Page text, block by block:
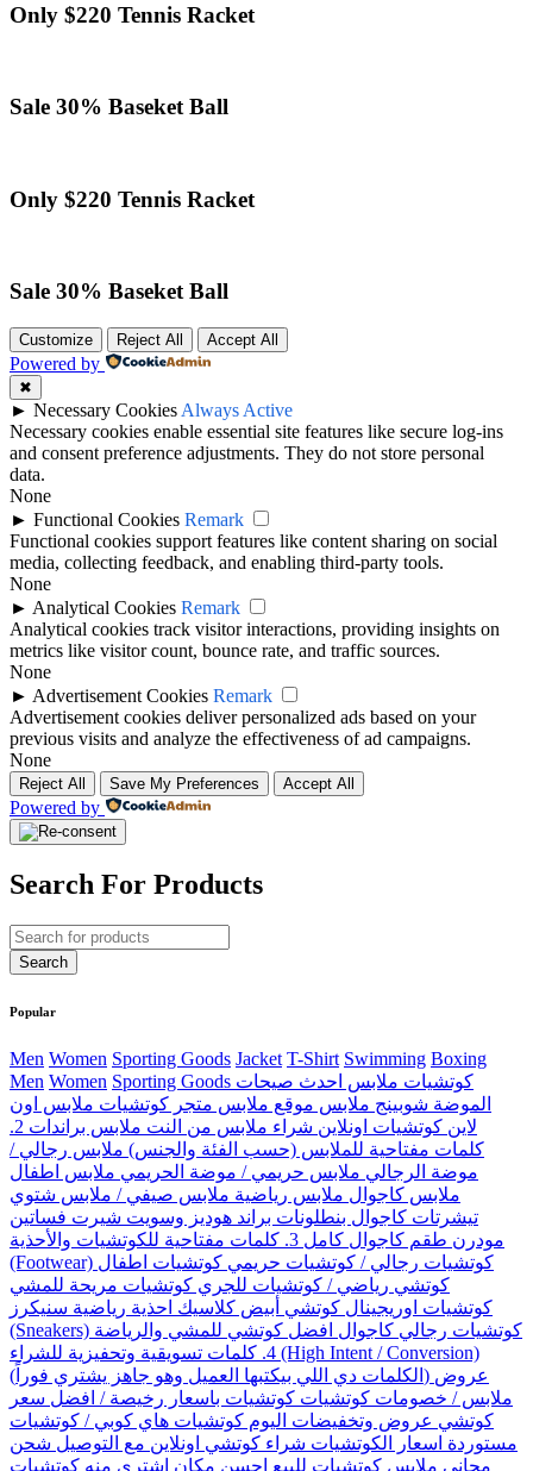
Only $220 Tennis Racket
Sale 30% Baseket Ball
Only $220 Tennis Racket
Sale 30% Baseket Ball
Customize Reject All Accept All
Powered by
✖
► Necessary Cookies Always Active
Necessary cookies enable essential site features like secure log-ins
and consent preference adjustments. They do not store personal
data.
None
► Functional Cookies Remark
Functional cookies support features like content sharing on social
media, collecting feedback, and enabling third-party tools.
None
► Analytical Cookies Remark
Analytical cookies track visitor interactions, providing insights on
metrics like visitor count, bounce rate, and traffic sources.
None
► Advertisement Cookies Remark
Advertisement cookies deliver personalized ads based on your
previous visits and analyze the effectiveness of ad campaigns.
None
Reject All Save My Preferences Accept All
Powered by
Search For Products
Popular
Men Women Sporting Goods Jacket T-Shirt Swimming Boxing
Men Women Sporting Goods كوتشيات ملابس احدث صيحات
الموضة شوبينج ملابس موقع ملابس متجر كوتشيات ملابس اون
لاين كوتشيات اونلاين شراء ملابس من النت ملابس براندات 2.
كلمات مفتاحية للملابس (حسب الفئة والجنس) ملابس رجالي /
موضة الرجالي ملابس حريمي / موضة الحريمي ملابس اطفال
ملابس كاجوال ملابس رياضية ملابس صيفي / ملابس شتوي
تيشرتات كاجوال بنطلونات براند هوديز وسويت شيرت فساتين
مودرن طقم كاجوال كامل 3. كلمات مفتاحية للكوتشيات والأحذية
(Footwear) كوتشيات رجالي / كوتشيات حريمي كوتشيات اطفال
كوتشي رياضي / كوتشيات للجري كوتشيات مريحة للمشي
كوتشيات اوريجينال كوتشي أبيض كلاسيك احذية رياضية سنيكرز
(Sneakers) كوتشيات رجالي كاجوال افضل كوتشي للمشي والرياضة
4. كلمات تسويقية وتحفيزية للشراء (High Intent / Conversion)
(الكلمات دي اللي بيكتبها العميل وهو جاهز يشتري فوراً) عروض
ملابس / خصومات كوتشيات كوتشيات باسعار رخيصة / افضل سعر
كوتشي عروض وتخفيضات اليوم كوتشيات هاي كوبي / كوتشيات
مستوردة اسعار الكوتشيات شراء كوتشي اونلاين مع التوصيل شحن
مجاني ملابس كوتشيات للبيع احسن مكان اشترى منه كوتشيات